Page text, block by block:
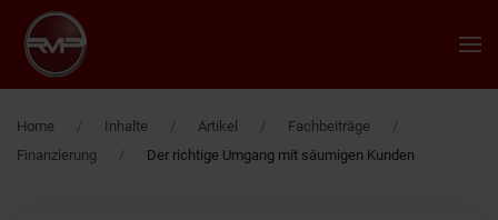
Zum Hauptinhalt springen
Home Inhalte Artikel
Fachbeiträge
Finanzierung
Der richtige Umgang mit säumigen Kunden